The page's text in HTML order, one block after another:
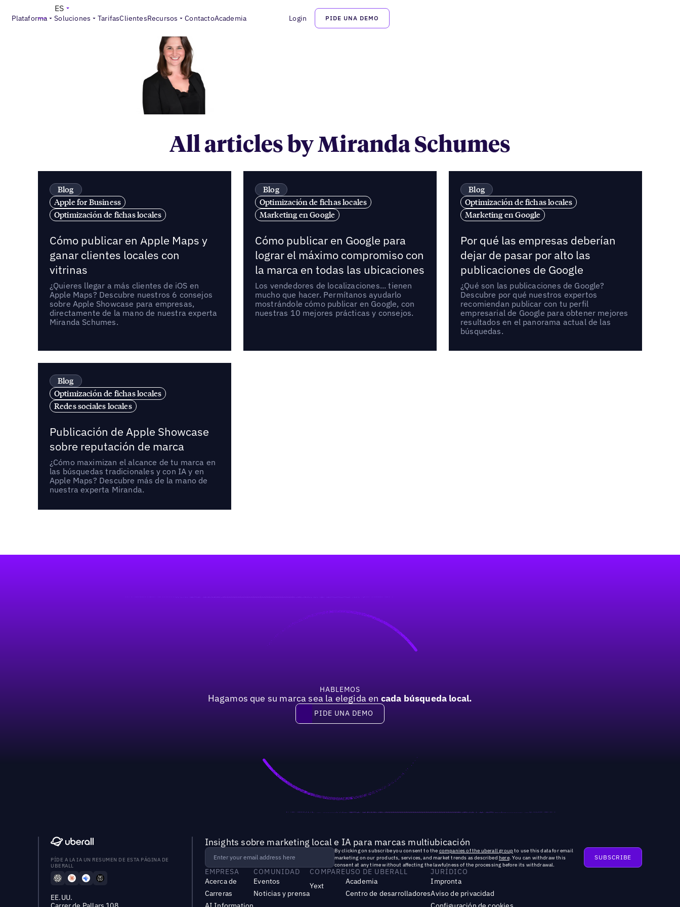
Plataforma Soluciones TarifasClientesRecursos ContactoAcademia Login PIDE UNA DEMO
ES
Miranda Schumes
All articles by Miranda Schumes
Blog
Apple for Business
Optimización de fichas locales
Cómo publicar en Apple Maps y
ganar clientes locales con
vitrinas
¿Quieres llegar a más clientes de iOS en
Apple Maps? Descubre nuestros 6 consejos
sobre Apple Showcase para empresas,
directamente de la mano de nuestra experta
Miranda Schumes.
Blog
Optimización de fichas locales
Marketing en Google
Cómo publicar en Google para
lograr el máximo compromiso con
la marca en todas las ubicaciones
Los vendedores de localizaciones... tienen
mucho que hacer. Permítanos ayudarlo
mostrándole cómo publicar en Google, con
nuestras 10 mejores prácticas y consejos.
Blog
Optimización de fichas locales
Marketing en Google
Por qué las empresas deberían
dejar de pasar por alto las
publicaciones de Google
¿Qué son las publicaciones de Google?
Descubre por qué nuestros expertos
recomiendan publicar con tu perfil
empresarial de Google para obtener mejores
resultados en el panorama actual de las
búsquedas.
Blog
Optimización de fichas locales
Redes sociales locales
Publicación de Apple Showcase
sobre reputación de marca
¿Cómo maximizan el alcance de tu marca en
las búsquedas tradicionales y con IA y en
Apple Maps? Descubre más de la mano de
nuestra experta Miranda.
HABLEMOS
Hagamos que su marca sea la elegida en cada búsqueda local.
Pide una demo
PIDE UNA DEMO
PÍDE A LA IA UN RESUMEN DE ESTA PÁGINA DE
UBERALL
EE.UU.
Insights sobre marketing local e IA para marcas multiubicación
By clicking on subscribe you consent to the companies of the uberall groupto use this data for email
marketing on our products, services, and market trends as described here. You can withdraw this
consent at any time without affecting the lawfulness of the processing before its withdrawal.
EMPRESA
Acerca de
Carreras
COMUNIDAD
Eventos
Noticias y prensa
COMPARE
Yext
USO DE UBERALL
Academia
Centro de desarrolladores
JURÍDICO
Impronta
Aviso de privacidad